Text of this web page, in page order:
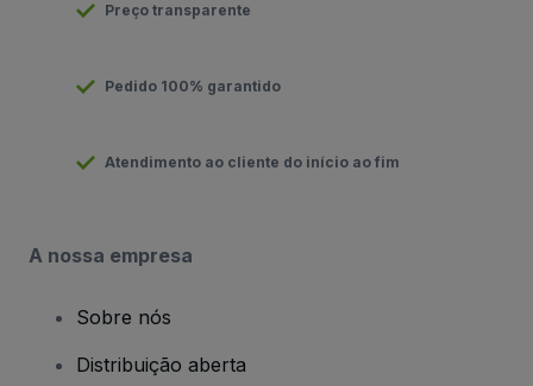
Preço transparente
Pedido 100% garantido
Atendimento ao cliente do início ao fim
A nossa empresa
Sobre nós
Distribuição aberta